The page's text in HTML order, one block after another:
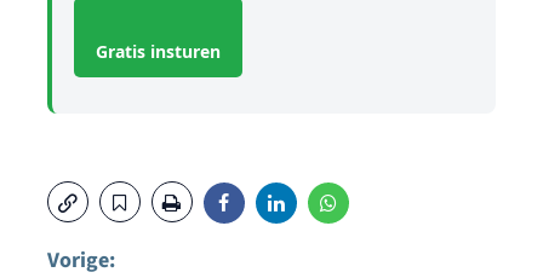
Gratis insturen
Vorige: